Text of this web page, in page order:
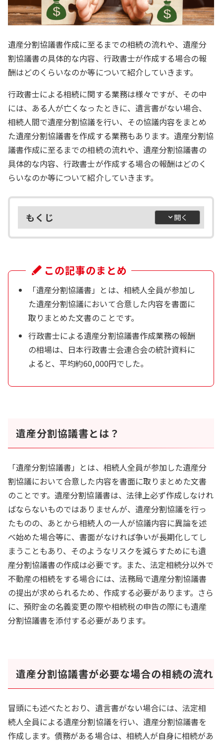
遺産分割協議書作成に至るまでの相続の流れや、遺産分
割協議書の具体的な内容、行政書士が作成する場合の報
酬はどのくらいなのか等について紹介していきます。
行政書士による相続に関する業務は様々ですが、その中
には、ある人が亡くなったときに、遺言書がない場合、
相続人間で遺産分割協議を行い、その協議内容をまとめ
た遺産分割協議書を作成する業務もあります。遺産分割協
議書作成に至るまでの相続の流れや、遺産分割協議書の
具体的な内容、行政書士が作成する場合の報酬はどのく
らいなのか等について紹介していきます。
もくじ
この記事のまとめ
「遺産分割協議書」とは、相続人全員が参加し
た遺産分割協議において合意した内容を書面に
取りまとめた文書のことです。
行政書士による遺産分割協議書作成業務の報酬
の相場は、日本行政書士会連合会の統計資料に
よると、平均約60,000円でした。
遺産分割協議書とは？
「遺産分割協議書」とは、相続人全員が参加した遺産分
割協議において合意した内容を書面に取りまとめた文書
のことです。遺産分割協議書は、法律上必ず作成しなけれ
ばならないものではありませんが、遺産分割協議を行っ
たものの、あとから相続人の一人が協議内容に異論を述
べ始めた場合等に、書面がなければ争いが長期化してし
まうこともあり、そのようなリスクを減らすためにも遺
産分割協議書の作成は必要です。また、法定相続分以外で
不動産の相続をする場合には、法務局で遺産分割協議書
の提出が求められるため、作成する必要があります。さら
に、預貯金の名義変更の際や相続税の申告の際にも遺産
分割協議書を添付する必要があります。
遺産分割協議書が必要な場合の相続の流れ
冒頭にも述べたとおり、遺言書がない場合には、法定相
続人全員による遺産分割協議を行い、遺産分割協議書を
作成します。債務がある場合は、相続人が自身に相続があ